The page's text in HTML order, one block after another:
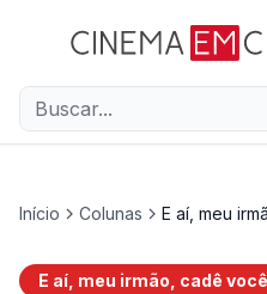
Início Colunas E aí, meu
E aí, meu irmão, cadê